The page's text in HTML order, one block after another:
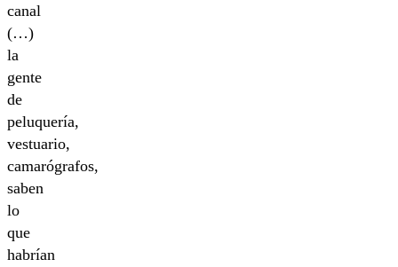
canal
(…)
la
gente
de
peluquería,
vestuario,
camarógrafos,
saben
lo
que
habrían